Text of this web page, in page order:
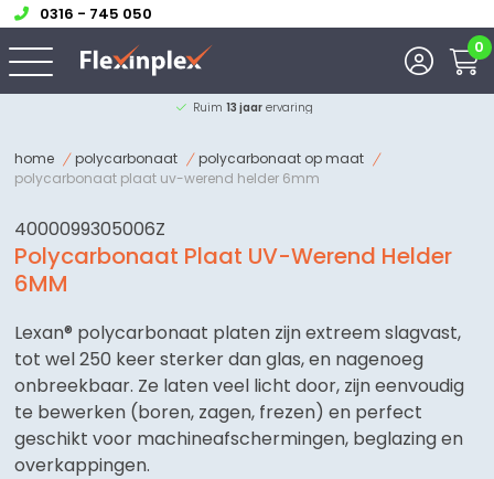
0316 - 745 050
0
kleuren hpl
home polycarbonaat
polycarbonaat op maat
polycarbonaat plaat uv-werend helder 6mm
4000099305006Z
Polycarbonaat Plaat UV-Werend Helder
6MM
Lexan® polycarbonaat platen zijn extreem slagvast,
tot wel 250 keer sterker dan glas, en nagenoeg
onbreekbaar. Ze laten veel licht door, zijn eenvoudig
te bewerken (boren, zagen, frezen) en perfect
geschikt voor machineafschermingen, beglazing en
overkappingen.